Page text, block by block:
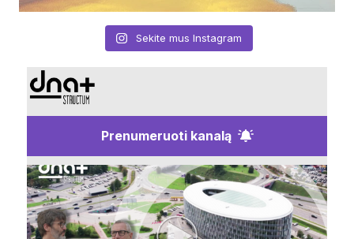
Sekite mus Instagram
Prenumeruoti kanalą